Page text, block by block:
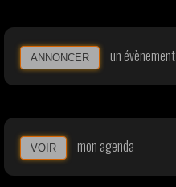
ANNONCER un évènement
VOIR mon agenda